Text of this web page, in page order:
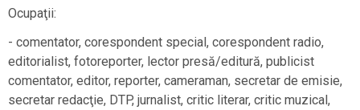
Ocupaţii:
- comentator, corespondent special, corespondent radio,
editorialist, fotoreporter, lector presă/editură, publicist
comentator, editor, reporter, cameraman, secretar de emisie,
secretar redacţie, DTP, jurnalist, critic literar, critic muzical,